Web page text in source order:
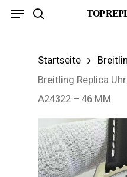
Skip
TOP
Menu
Startseite
Breitling Replica
A24322 – 46 MM